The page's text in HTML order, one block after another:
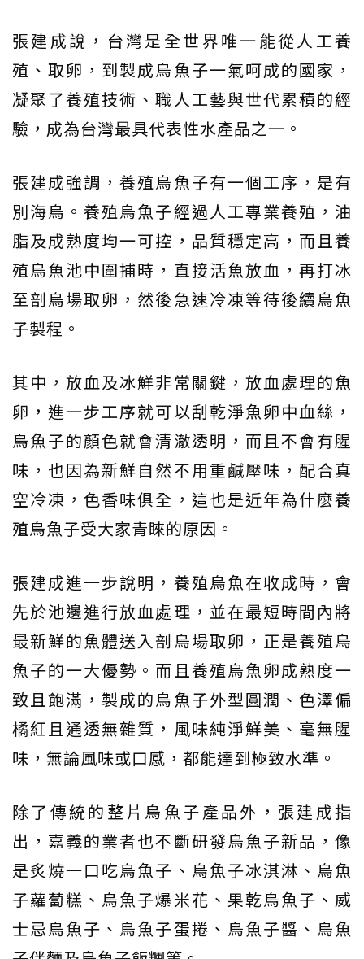
張建成說，台灣是全世界唯一能從人工養
殖、取卵，到製成烏魚子一氣呵成的國家，
凝聚了養殖技術、職人工藝與世代累積的經
驗，成為台灣最具代表性水產品之一。
張建成強調，養殖烏魚子有一個工序，是有
別海烏。養殖烏魚子經過人工專業養殖，油
脂及成熟度均一可控，品質穩定高，而且養
殖烏魚池中圍捕時，直接活魚放血，再打冰
至剖烏場取卵，然後急速冷凍等待後續烏魚
子製程。
其中，放血及冰鮮非常關鍵，放血處理的魚
卵，進一步工序就可以刮乾淨魚卵中血絲，
烏魚子的顏色就會清澈透明，而且不會有腥
味，也因為新鮮自然不用重鹹壓味，配合真
空冷凍，色香味俱全，這也是近年為什麼養
殖烏魚子受大家青睞的原因。
張建成進一步說明，養殖烏魚在收成時，會
先於池邊進行放血處理，並在最短時間內將
最新鮮的魚體送入剖烏場取卵，正是養殖烏
魚子的一大優勢。而且養殖烏魚卵成熟度一
致且飽滿，製成的烏魚子外型圓潤、色澤偏
橘紅且通透無雜質，風味純淨鮮美、毫無腥
味，無論風味或口感，都能達到極致水準。
除了傳統的整片烏魚子產品外，張建成指
出，嘉義的業者也不斷研發烏魚子新品，像
是炙燒一口吃烏魚子、烏魚子冰淇淋、烏魚
子蘿蔔糕、烏魚子爆米花、果乾烏魚子、威
士忌烏魚子、烏魚子蛋捲、烏魚子醬、烏魚